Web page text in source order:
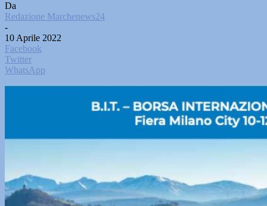
Da
Redazione Marchenews24
-
10 Aprile 2022
Facebook
Twitter
WhatsApp